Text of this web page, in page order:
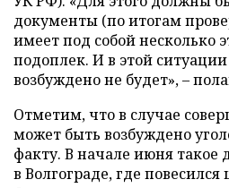
документы (по итогам
имеет под собой несколько
подоплек. И в этой ситуации
возбуждено не будет»,–
Отметим, что в случае
может быть возбуждено
факту. В начале июня такое
в Волгограде, где